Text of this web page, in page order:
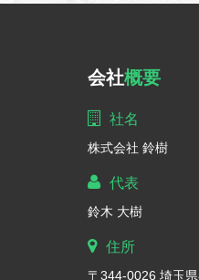
会社概要
社名
株式会社 鈴樹
代表
鈴木 大樹
住所
〒344-0026 埼玉